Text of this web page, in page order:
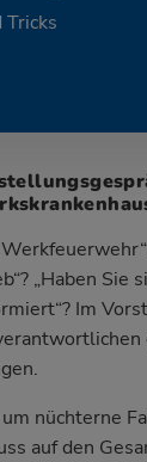
„Haben Sie
Im
nüchterne
auf den